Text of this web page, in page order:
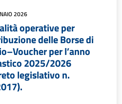
2026
operative per
delle Borse di
per l’anno
2025/2026
legislativo n.